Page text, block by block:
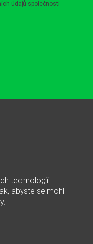
údajů společnosti
technologií.
abyste se mohli